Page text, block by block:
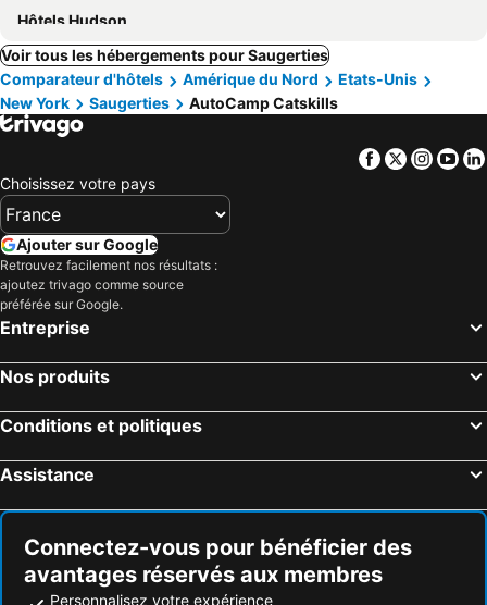
Hôtels Hudson
Voir tous les hébergements pour Saugerties
Comparateur d'hôtels
Amérique du Nord
Etats-Unis
New York
Saugerties AutoCamp Catskills
Facebook
Twitter
Choisissez votre pays
Ajouter sur Google
Retrouvez facilement nos résultats :
ajoutez trivago comme source
préférée sur Google.
Entreprise
Nos produits
Conditions et politiques
Assistance
Connectez-vous pour bénéficier des
avantages réservés aux membres
Personnalisez votre expérience